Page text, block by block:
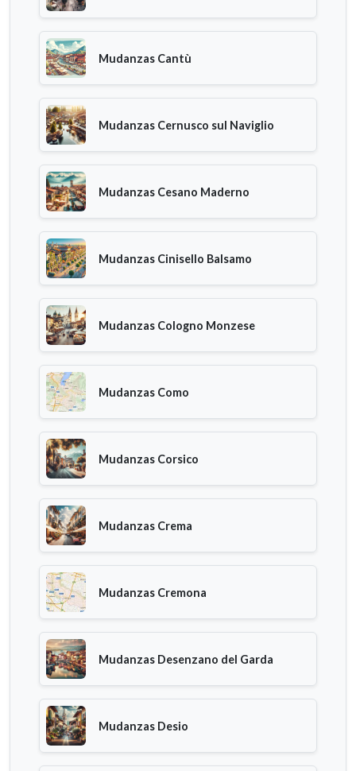
Mudanzas Cantù
Mudanzas Cernusco sul Naviglio
Mudanzas Cesano Maderno
Mudanzas Cinisello Balsamo
Mudanzas Cologno Monzese
Mudanzas Como
Mudanzas Corsico
Mudanzas Crema
Mudanzas Cremona
Mudanzas Desenzano del Garda
Mudanzas Desio